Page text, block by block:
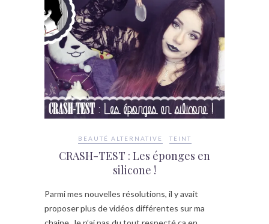
BEAUTÉ ALTERNATIVE TEINT
CRASH-TEST : Les éponges en
silicone !
Parmi mes nouvelles résolutions, il y avait
proposer plus de vidéos différentes sur ma